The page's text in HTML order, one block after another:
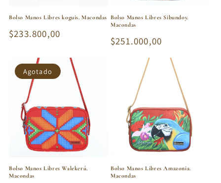
Bolso Manos Libres koguis. Macondas
Precio
$233.800,00
Bolso Manos Libres Sibundoy.
Macondas
Precio
$251.000,00
Agotado
Bolso Manos Libres Walekerú.
Macondas
Bolso Manos Libres Amazonia.
Macondas